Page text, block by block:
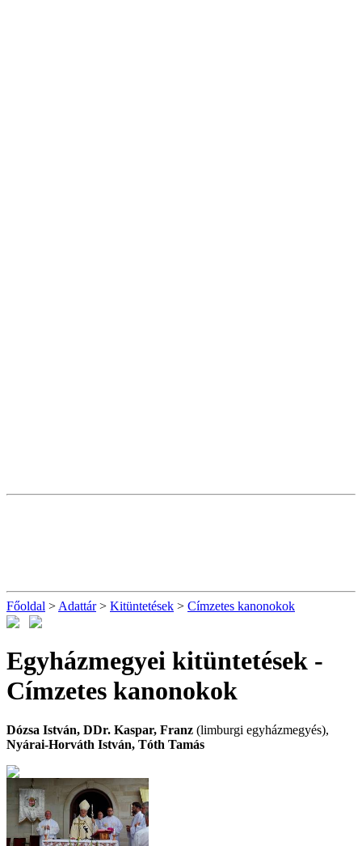
Főoldal > Adattár> Kitüntetések > Címzetes kanonokok
Egyházmegyei kitüntetések -
Címzetes kanonokok
Dózsa István, DDr. Kaspar, Franz (limburgi egyházmegyés),
Nyárai-Horváth István, Tóth Tamás